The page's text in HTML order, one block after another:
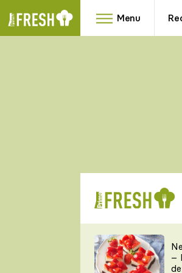
Menu
RYCHLOVKY
–